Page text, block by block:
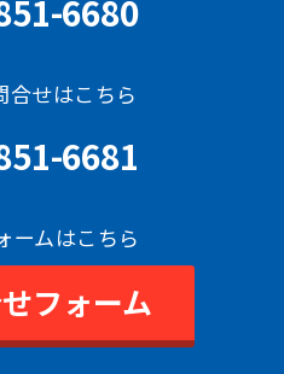
6680
合せはこちら
6681
ームはこちら
フォーム